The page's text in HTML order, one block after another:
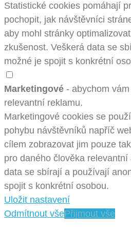
Statistické cookies pomáhají
pochopit, jak návštěvníci
aby mohl stránky
zkušenost. Veškerá data se
možné je spojit s konkrétní
Marketingové - abychom
relevantní reklamu.
Marketingové cookies se
pohybu návštěvníků napříč
cílem zobrazovat jim pouze
pro daného člověka
data se sbírají a používají
spojit s konkrétní osobou.
Uložit nastavení
Odmítnout všePřijmout vše